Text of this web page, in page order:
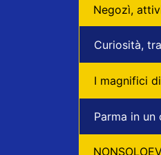
Negozì,
Curiosità,
I magnifici
Parma in un